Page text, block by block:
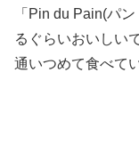
「Pin du Pain(パ
るぐらいおいしい
通いつめて食べて